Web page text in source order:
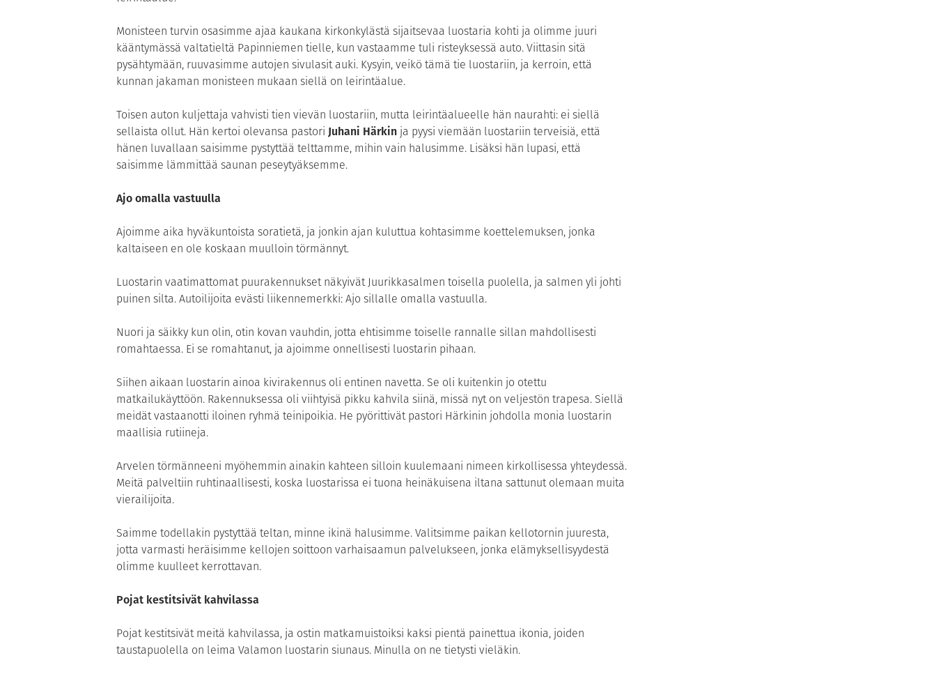
Monisteen turvin osasimme ajaa kaukana kirkonkylästä sijaitsevaa luostaria kohti ja olimme juuri
kääntymässä valtatieltä Papinniemen tielle, kun vastaamme tuli risteyksessä auto. Viittasin sitä
pysähtymään, ruuvasimme autojen sivulasit auki. Kysyin, veikö tämä tie luostariin, ja kerroin, että
kunnan jakaman monisteen mukaan siellä on leirintäalue.
Toisen auton kuljettaja vahvisti tien vievän luostariin, mutta leirintäalueelle hän naurahti: ei siellä
sellaista ollut. Hän kertoi olevansa pastori Juhani Härkin ja pyysi viemään luostariin terveisiä, että
hänen luvallaan saisimme pystyttää telttamme, mihin vain halusimme. Lisäksi hän lupasi, että
saisimme lämmittää saunan peseytyäksemme.
Ajo omalla vastuulla
Ajoimme aika hyväkuntoista soratietä, ja jonkin ajan kuluttua kohtasimme koettelemuksen, jonka
kaltaiseen en ole koskaan muulloin törmännyt.
Luostarin vaatimattomat puurakennukset näkyivät Juurikkasalmen toisella puolella, ja salmen yli johti
puinen silta. Autoilijoita evästi liikennemerkki: Ajo sillalle omalla vastuulla.
Nuori ja säikky kun olin, otin kovan vauhdin, jotta ehtisimme toiselle rannalle sillan mahdollisesti
romahtaessa. Ei se romahtanut, ja ajoimme onnellisesti luostarin pihaan.
Siihen aikaan luostarin ainoa kivirakennus oli entinen navetta. Se oli kuitenkin jo otettu
matkailukäyttöön. Rakennuksessa oli viihtyisä pikku kahvila siinä, missä nyt on veljestön trapesa. Siellä
meidät vastaanotti iloinen ryhmä teinipoikia. He pyörittivät pastori Härkinin johdolla monia luostarin
maallisia rutiineja.
Arvelen törmänneeni myöhemmin ainakin kahteen silloin kuulemaani nimeen kirkollisessa yhteydessä.
Meitä palveltiin ruhtinaallisesti, koska luostarissa ei tuona heinäkuisena iltana sattunut olemaan muita
vierailijoita.
Saimme todellakin pystyttää teltan, minne ikinä halusimme. Valitsimme paikan kellotornin juuresta,
jotta varmasti heräisimme kellojen soittoon varhaisaamun palvelukseen, jonka elämyksellisyydestä
olimme kuulleet kerrottavan.
Pojat kestitsivät kahvilassa
Pojat kestitsivät meitä kahvilassa, ja ostin matkamuistoiksi kaksi pientä painettua ikonia, joiden
taustapuolella on leima Valamon luostarin siunaus. Minulla on ne tietysti vieläkin.